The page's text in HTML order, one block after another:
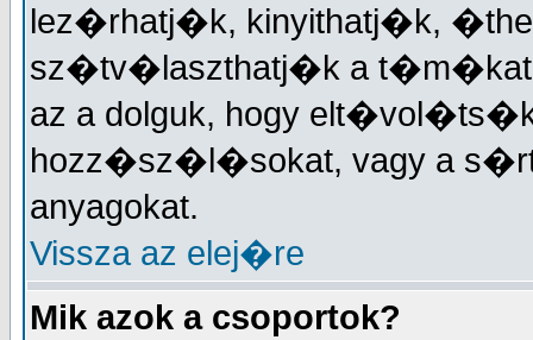
lez�rhatj�k, kinyithatj�k,
sz�tv�laszthatj�k a
az a dolguk, hogy
hozz�sz�l�sokat, vagy a
anyagokat.
Vissza az elej�re
Mik azok a csoportok?